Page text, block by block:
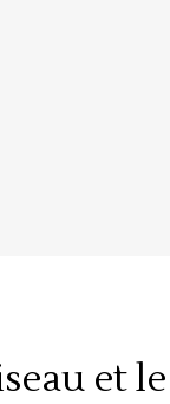
et le